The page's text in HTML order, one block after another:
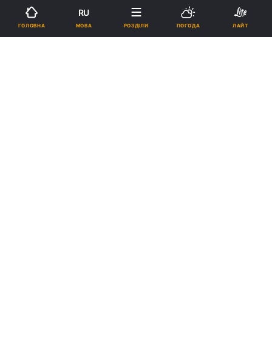
ГАННА БРЕДІХІНА
18:01, 15.11.22 2 хв. 26318
ГОЛОВНА
RU
МОВА РОЗДІЛИ ПОГОДА ЛАЙТ